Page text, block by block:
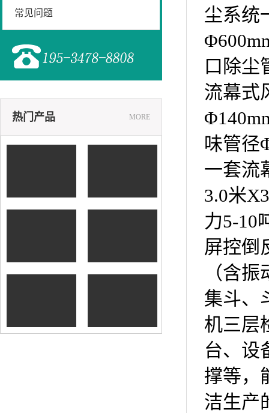
常见问题
热门产品 MORE
尘系统
口除尘
流幕式
味管径
一套流
3.0米
力5-10
屏控倒
（含
集斗、
机三层
台、设
撑等，
洁生产